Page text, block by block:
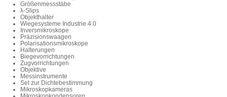
Größenmessstäbe
λ-Slips
Objekthalter
Wiegesysteme Industrie 4.0
Inversmikroskope
Präzisionswaagen
Polarisationsmikroskope
Halterungen
Biegevorrichtungen
Zugvorrichtungen
Objektive
Messinstrumente
Set zur Dichtebestimmung
Mikroskopkameras